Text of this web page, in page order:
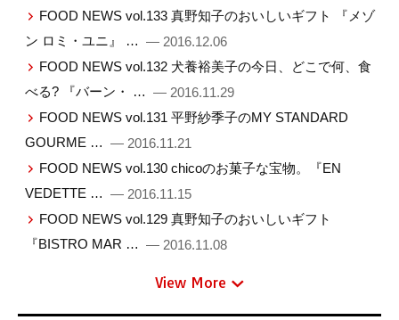
FOOD NEWS vol.133 真野知子のおいしいギフト 『メゾ
ン ロミ・ユニ』 … — 2016.12.06
FOOD NEWS vol.132 犬養裕美子の今日、どこで何、食
べる? 『バーン・ … — 2016.11.29
FOOD NEWS vol.131 平野紗季子のMY STANDARD
GOURME … — 2016.11.21
FOOD NEWS vol.130 chicoのお菓子な宝物。『EN
VEDETTE … — 2016.11.15
FOOD NEWS vol.129 真野知子のおいしいギフト
『BISTRO MAR … — 2016.11.08
View More